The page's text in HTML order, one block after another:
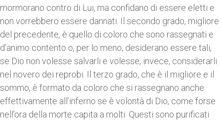
mormorano contro di Lui, ma confidano di es­sere eletti e
non vor­rebbero essere dannati. Il secondo grado, migliore
del precedente, è quello di co­loro che sono rassegnati e
d’animo contento o, per lo meno, desi­derano essere tali,
se Dio non volesse sal­varli e volesse, invece, considerarli
nel novero dei reprobi. Il terzo grado, che è il migliore e il
sommo, è formato da co­loro che si rassegnano anche
effetti­vamente all’inferno se è volontà di Dio, come forse
nell’ora della morte capita a molti. Questi sono purificati